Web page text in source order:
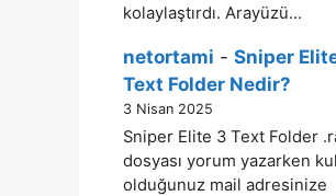
kolaylaştırdı. Arayüzü…
netortami - Sniper
Text Folder Nedir?
3 Nisan 2025
Sniper Elite 3 Text Folder
dosyası yorum yazarken
olduğunuz mail adresinize